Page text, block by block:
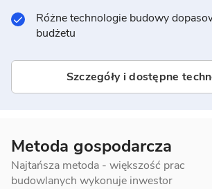
Metoda gospodarcza
Najtańsza metoda - większość prac
budowlanych wykonuje inwestor
Różne technologie budowy
budżetu
Szczegóły i dostępne